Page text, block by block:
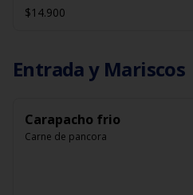
$14.900
Entrada y Mariscos
Carapacho frio
Carne de pancora